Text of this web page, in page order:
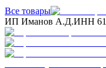
Все товары
ИП Иманов А.Д.ИНН